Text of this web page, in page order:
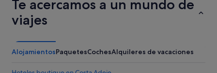
Te acercamos a un mundo de
viajes
AlojamientosPaquetesCochesAlquileres de vacaciones